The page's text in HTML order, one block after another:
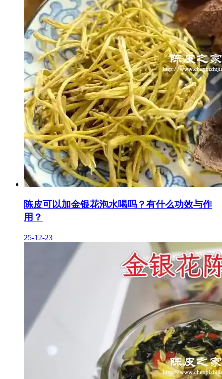
陈皮可以加金银花泡水喝吗？有什么功效与作
用？
25-12-23